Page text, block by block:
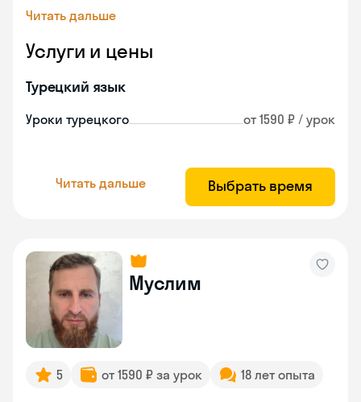
Читать дальше
Услуги и цены
Турецкий язык
Уроки турецкого от 1590 ₽ / урок
Читать дальше Выбрать время
Муслим
5 от 1590 ₽ за урок 18 лет опыта